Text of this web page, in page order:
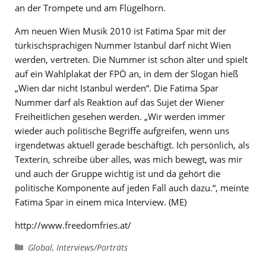
an der Trompete und am Flügelhorn.
Am neuen Wien Musik 2010 ist Fatima Spar mit der
türkischsprachigen Nummer Istanbul darf nicht Wien
werden, vertreten. Die Nummer ist schon älter und spielt
auf ein Wahlplakat der FPÖ an, in dem der Slogan hieß
„Wien dar nicht Istanbul werden“. Die Fatima Spar
Nummer darf als Reaktion auf das Sujet der Wiener
Freiheitlichen gesehen werden. „Wir werden immer
wieder auch politische Begriffe aufgreifen, wenn uns
irgendetwas aktuell gerade beschäftigt. Ich persönlich, als
Texterin, schreibe über alles, was mich bewegt, was mir
und auch der Gruppe wichtig ist und da gehört die
politische Komponente auf jeden Fall auch dazu.“, meinte
Fatima Spar in einem mica Interview. (ME)
http://www.freedomfries.at/
Kategorien
Global, Interviews/Porträts